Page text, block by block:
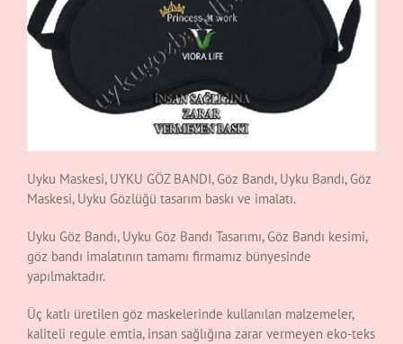
Uyku Maskesi, UYKU GÖZ BANDI, Göz Bandı, Uyku Bandı, Göz
Maskesi, Uyku Gözlüğü tasarım baskı ve imalatı.
Uyku Göz Bandı, Uyku Göz Bandı Tasarımı, Göz Bandı kesimi,
göz bandı imalatının tamamı firmamız bünyesinde
yapılmaktadır.
Üç katlı üretilen göz maskelerinde kullanılan malzemeler,
kaliteli regule emtia, insan sağlığına zarar vermeyen eko-teks